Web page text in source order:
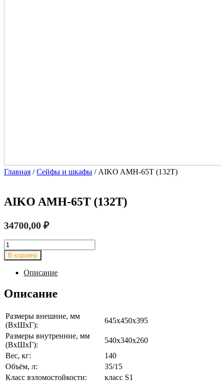
Главная /Сейфы и шкафы / AIKO AMH-65T (132T)
AIKO AMH-65T (132T)
34700,00 ₽
Количество
товара
AIKO
AMH-
(132T)
В корзину
Описание
Описание
Размеры внешние, мм
(ВхШхГ):
645x450x395
Размеры внутренние, мм
(ВхШхГ):
540x340x260
Вес, кг:
140
Объём, л:
35/15
Класс взломостойкости:
класс S1